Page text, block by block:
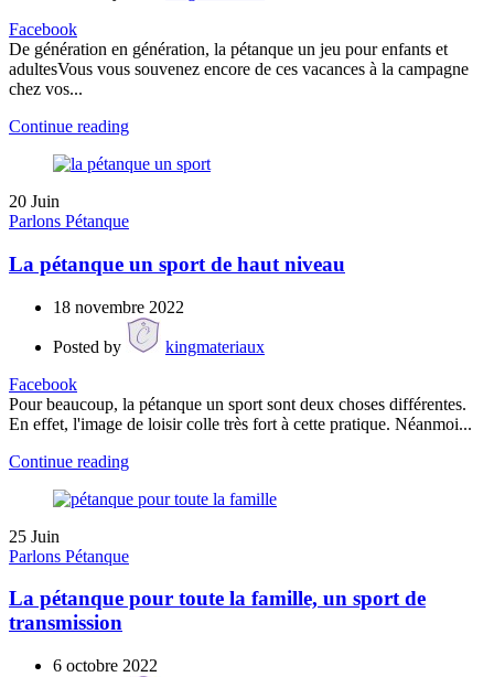
Facebook
De génération en génération, la pétanque un jeu pour enfants et
adultesVous vous souvenez encore de ces vacances à la campagne
chez vos...
Continue reading
20 Juin
Parlons Pétanque
La pétanque un sport de haut niveau
18 novembre 2022
Posted by
kingmateriaux
Facebook
Pour beaucoup, la pétanque un sport sont deux choses différentes.
En effet, l'image de loisir colle très fort à cette pratique. Néanmoi...
Continue reading
25 Juin
Parlons Pétanque
La pétanque pour toute la famille, un sport de
transmission
6 octobre 2022